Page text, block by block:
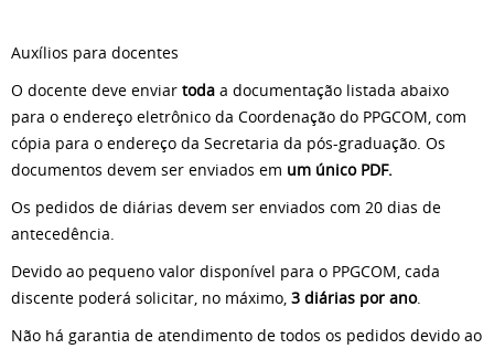
Auxílios para docentes
O docente deve enviar toda a documentação listada abaixo
para o endereço eletrônico da Coordenação do PPGCOM, com
cópia para o endereço da Secretaria da pós-graduação. Os
documentos devem ser enviados em um único PDF.
Os pedidos de diárias devem ser enviados com 20 dias de
antecedência.
Devido ao pequeno valor disponível para o PPGCOM, cada
discente poderá solicitar, no máximo, 3 diárias por ano.
Não há garantia de atendimento de todos os pedidos devido ao